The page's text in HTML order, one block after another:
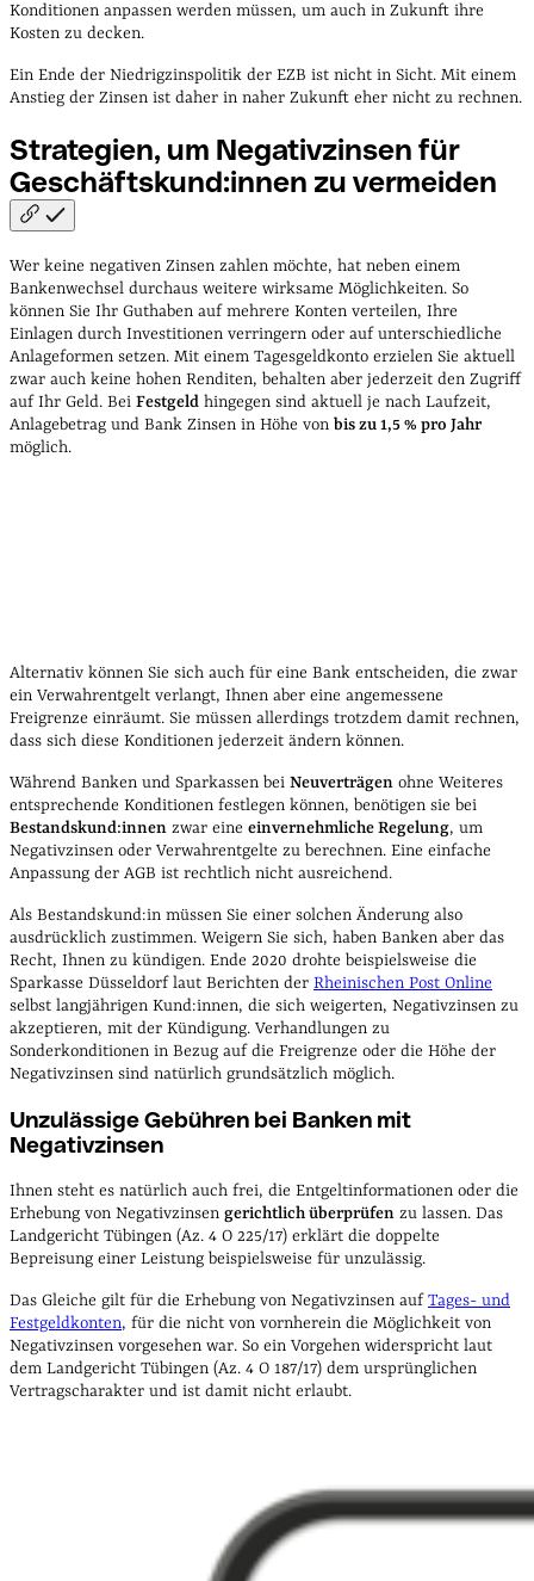
Konditionen anpassen werden müssen, um auch in Zukunft ihre
Kosten zu decken.
Ein Ende der Niedrigzinspolitik der EZB ist nicht in Sicht. Mit einem
Anstieg der Zinsen ist daher in naher Zukunft eher nicht zu rechnen.
Strategien, um Negativzinsen für
Geschäftskund:innen zu vermeiden
Wer keine negativen Zinsen zahlen möchte, hat neben einem
Bankenwechsel durchaus weitere wirksame Möglichkeiten. So
können Sie Ihr Guthaben auf mehrere Konten verteilen, Ihre
Einlagen durch Investitionen verringern oder auf unterschiedliche
Anlageformen setzen. Mit einem Tagesgeldkonto erzielen Sie aktuell
zwar auch keine hohen Renditen, behalten aber jederzeit den Zugriff
auf Ihr Geld. Bei Festgeld hingegen sind aktuell je nach Laufzeit,
Anlagebetrag und Bank Zinsen in Höhe von bis zu 1,5 % pro Jahr
möglich.
Alternativ können Sie sich auch für eine Bank entscheiden, die zwar
ein Verwahrentgelt verlangt, Ihnen aber eine angemessene
Freigrenze einräumt. Sie müssen allerdings trotzdem damit rechnen,
dass sich diese Konditionen jederzeit ändern können.
Während Banken und Sparkassen bei Neuverträgen ohne Weiteres
entsprechende Konditionen festlegen können, benötigen sie bei
Bestandskund:innen zwar eine einvernehmliche Regelung, um
Negativzinsen oder Verwahrentgelte zu berechnen. Eine einfache
Anpassung der AGB ist rechtlich nicht ausreichend.
Als Bestandskund:in müssen Sie einer solchen Änderung also
ausdrücklich zustimmen. Weigern Sie sich, haben Banken aber das
Recht, Ihnen zu kündigen. Ende 2020 drohte beispielsweise die
Sparkasse Düsseldorf laut Berichten der Rheinischen Post Online
selbst langjährigen Kund:innen, die sich weigerten, Negativzinsen zu
akzeptieren, mit der Kündigung. Verhandlungen zu
Sonderkonditionen in Bezug auf die Freigrenze oder die Höhe der
Negativzinsen sind natürlich grundsätzlich möglich.
Unzulässige Gebühren bei Banken mit
Negativzinsen
Ihnen steht es natürlich auch frei, die Entgeltinformationen oder die
Erhebung von Negativzinsen gerichtlich überprüfen zu lassen. Das
Landgericht Tübingen (Az. 4 O 225/17) erklärt die doppelte
Bepreisung einer Leistung beispielsweise für unzulässig.
Das Gleiche gilt für die Erhebung von Negativzinsen aufTages- und
Festgeldkonten, für die nicht von vornherein die Möglichkeit von
Negativzinsen vorgesehen war. So ein Vorgehen widerspricht laut
dem Landgericht Tübingen (Az. 4 O 187/17) dem ursprünglichen
Vertragscharakter und ist damit nicht erlaubt.